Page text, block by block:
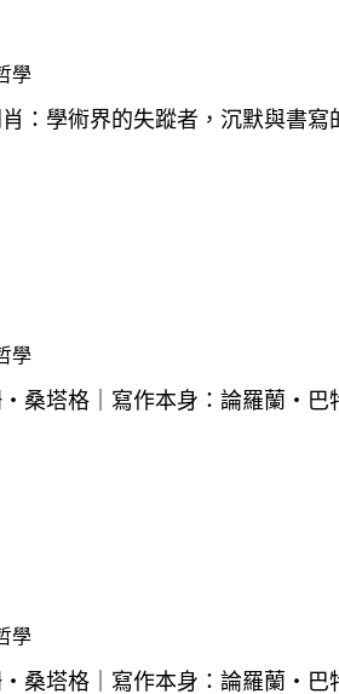
學
：學術界的失蹤者，沉默與書
學
桑塔格｜寫作本身：論羅蘭・巴
學
桑塔格｜寫作本身：論羅蘭・巴